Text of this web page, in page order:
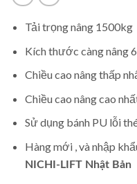
Tải trọng nâng 1500kg
Kích thước càng nâng
Chiều cao nâng thấp
Chiều cao nâng cao
Sử dụng bánh PU lỗi
Hàng mới , và nhập
NICHI-LIFT Nhật Bản